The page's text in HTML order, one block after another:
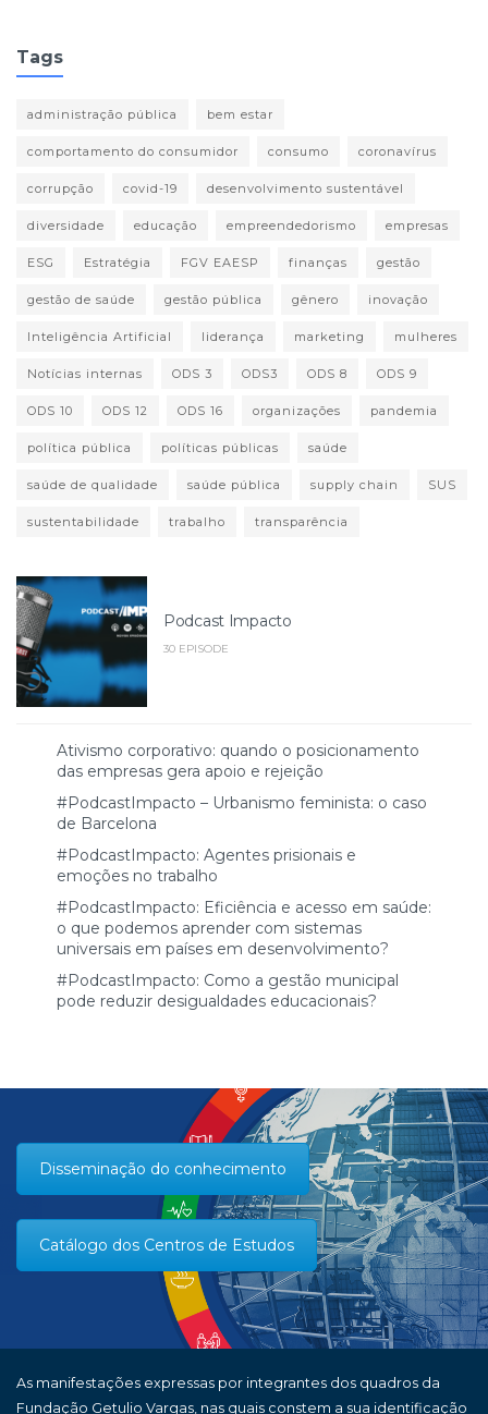
Tags
administração pública bem estar
comportamento do consumidor consumo coronavírus
corrupção covid-19 desenvolvimento sustentável
diversidade educação empreendedorismo empresas
ESG Estratégia FGV EAESP finanças gestão
gestão de saúde gestão pública gênero inovação
Inteligência Artificial liderança marketing mulheres
Notícias internas ODS 3 ODS3 ODS 8 ODS 9
ODS 10 ODS 12 ODS 16 organizações pandemia
política pública políticas públicas saúde
saúde de qualidade saúde pública supply chain SUS
sustentabilidade trabalho transparência
Podcast Impacto
30 EPISODE
Ativismo corporativo: quando o posicionamento
das empresas gera apoio e rejeição
#PodcastImpacto – Urbanismo feminista: o caso
de Barcelona
#PodcastImpacto: Agentes prisionais e
emoções no trabalho
#PodcastImpacto: Eficiência e acesso em saúde:
o que podemos aprender com sistemas
universais em países em desenvolvimento?
#PodcastImpacto: Como a gestão municipal
pode reduzir desigualdades educacionais?
Disseminação do conhecimento
Catálogo dos Centros de Estudos
As manifestações expressas por integrantes dos quadros da
Fundação Getulio Vargas, nas quais constem a sua identificação